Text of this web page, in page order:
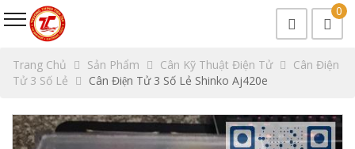
0
Trang Chủ Sản Phẩm Cân Kỹ Thuật Điện Tử
Cân Điện
Tử 3 Số Lẻ
Cân Điện Tử 3 Số Lẻ Shinko Aj420e